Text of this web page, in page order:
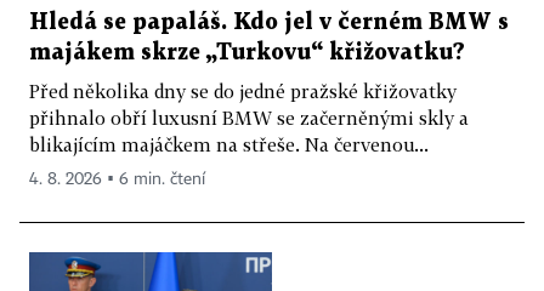
Hledá se papaláš. Kdo jel v černém BMW s
majákem skrze „Turkovu“ křižovatku?
Před několika dny se do jedné pražské křižovatky
přihnalo obří luxusní BMW se začerněnými skly a
blikajícím majáčkem na střeše. Na červenou...
4. 8. 2026 ▪ 6 min. čtení